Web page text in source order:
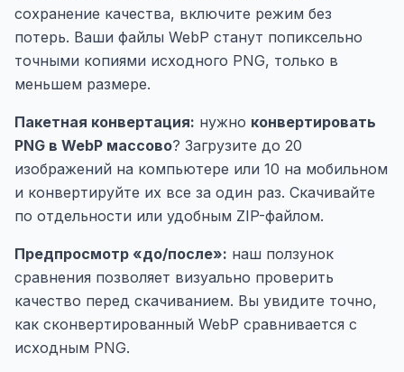
сохранение качества, включите режим без
потерь. Ваши файлы WebP станут попиксельно
точными копиями исходного PNG, только в
меньшем размере.
Пакетная конвертация: нужно конвертировать
PNG в WebP массово? Загрузите до 20
изображений на компьютере или 10 на мобильном
и конвертируйте их все за один раз. Скачивайте
по отдельности или удобным ZIP-файлом.
Предпросмотр «до/после»: наш ползунок
сравнения позволяет визуально проверить
качество перед скачиванием. Вы увидите точно,
как сконвертированный WebP сравнивается с
исходным PNG.